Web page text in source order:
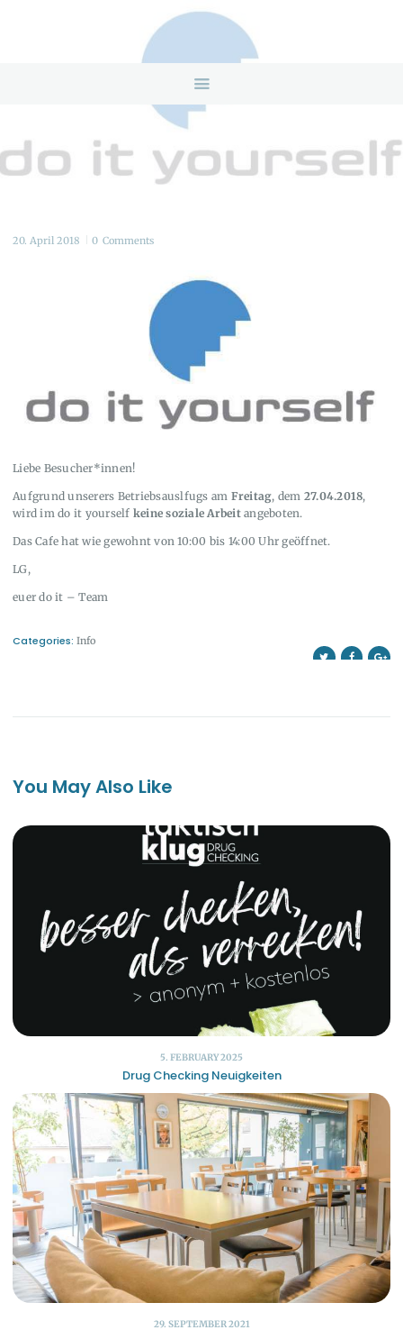
ANGEBOTE
INFOS & LINKS
NEWS
KONTAKTDATEN
20. April 2018 0 Comments
Liebe Besucher*innen!
Aufgrund unserers Betriebsauslfugs am Freitag, dem 27.04.2018,
wird im do it yourself keine soziale Arbeitangeboten.
Das Cafe hat wie gewohnt von 10:00 bis 14:00 Uhr geöffnet.
LG,
euer do it – Team
Categories: Info
You May Also Like
5. FEBRUARY 2025
Drug Checking Neuigkeiten
29. SEPTEMBER 2021